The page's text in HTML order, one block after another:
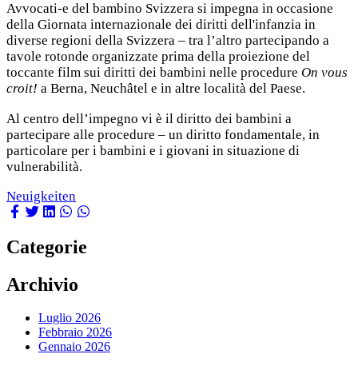
Avvocati-e del bambino Svizzera si impegna in occasione
della Giornata internazionale dei diritti dell'infanzia in
diverse regioni della Svizzera – tra l’altro partecipando a
tavole rotonde organizzate prima della proiezione del
toccante film sui diritti dei bambini nelle procedure On vous
croit! a Berna, Neuchâtel e in altre località del Paese.
Al centro dell’impegno vi è il diritto dei bambini a
partecipare alle procedure – un diritto fondamentale, in
particolare per i bambini e i giovani in situazione di
vulnerabilità.
Neuigkeiten
Categorie
Archivio
Luglio 2026
Febbraio 2026
Gennaio 2026